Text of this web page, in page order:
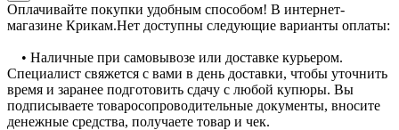
Оплачивайте покупки удобным способом! В интернет-
магазине Крикам.Нет доступны следующие варианты оплаты:
• Наличные при самовывозе или доставке курьером.
Специалист свяжется с вами в день доставки, чтобы уточнить
время и заранее подготовить сдачу с любой купюры. Вы
подписываете товаросопроводительные документы, вносите
денежные средства, получаете товар и чек.